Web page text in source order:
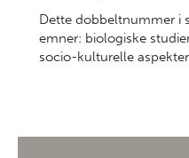
Dette dobbeltnummer i
emner: biologiske
socio-kulturelle